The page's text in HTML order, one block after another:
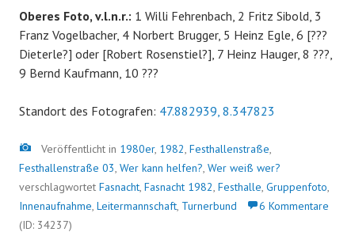
Oberes Foto, v.l.n.r.: 1 Willi Fehrenbach, 2 Fritz Sibold, 3
Franz Vogelbacher, 4 Norbert Brugger, 5 Heinz Egle, 6 [???
Dieterle?] oder [Robert Rosenstiel?], 7 Heinz Hauger, 8 ???,
9 Bernd Kaufmann, 10 ???
Standort des Fotografen: 47.882939, 8.347823
Bild
Veröffentlicht in 1980er, 1982, Festhallenstraße,
Festhallenstraße 03, Wer kann helfen?, Wer weiß wer?
verschlagwortet Fasnacht, Fasnacht 1982, Festhalle, Gruppenfoto,
Innenaufnahme, Leitermannschaft, Turnerbund
6 Kommentare
(ID: 34237)